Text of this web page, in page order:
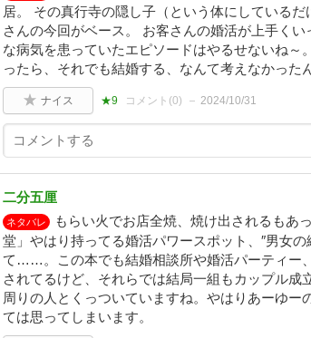
居。 その真行寺の隠し子（という体にしている
さんの今回がベース。 お客さんの婚活が上手く
な病気を患っていたエピソードはやるせないね～
ったら、それでも結婚する、なんて考えなかった
ナイス ★9 コメント(0) 2024/10/31
二分五厘
ネタバレ
もらい火でお店全焼、焼け出されるもあ
堂」やはり持ってる婚活パワースポット、″男女
て……。この本でも結婚相談所や婚活パーティー
されてるけど、それらでは結局一組もカップル成
周りの人とくっついていますね。やはりあーゆー
ては思ってしまいます。